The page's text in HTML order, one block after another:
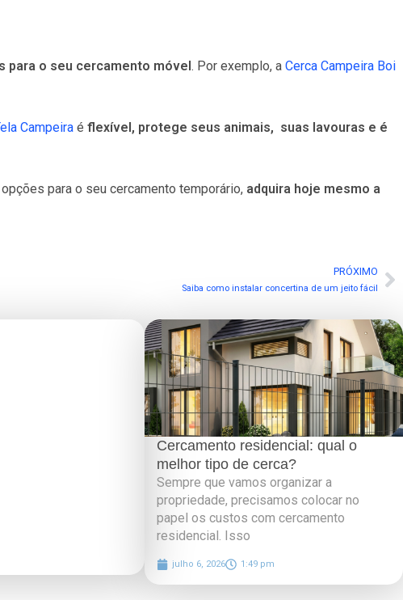
para o seu cercamento móvel. Por exemplo, a Cerca Campeira Boi
Campeira é flexível, protege seus animais, suas lavouras e é
para o seu cercamento temporário, adquira hoje mesmo a
PRÓXIMO
Saiba como instalar concertina de um jeito fácil
Cercamento residencial: qual o
melhor tipo de cerca?
Sempre que vamos organizar a
propriedade, precisamos colocar no
papel os custos com cercamento
residencial. Isso
julho 6, 2026 1:49 pm